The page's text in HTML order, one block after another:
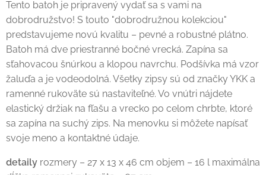
Tento batoh je pripravený vydať sa s vami na
dobrodružstvo! S touto "dobrodružnou kolekciou"
predstavujeme novú kvalitu – pevné a robustné plátno.
Batoh má dve priestranné bočné vrecká. Zapína sa
sťahovacou šnúrkou a klopou navrchu. Podšívka má vzor
žaluďa a je vodeodolná. Všetky zipsy sú od značky YKK a
ramenné rukoväte sú nastaviteľné. Vo vnútri nájdete
elastický držiak na fľašu a vrecko po celom chrbte, ktoré
sa zapína na suchý zips. Na menovku si môžete napísať
svoje meno a kontaktné údaje.
detaily rozmery – 27 x 13 x 46 cm objem – 16 l maximálna